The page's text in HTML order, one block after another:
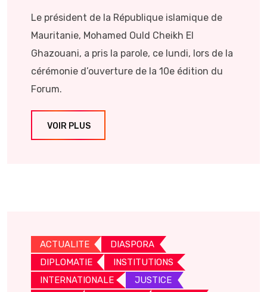
Le président de la République islamique de
Mauritanie, Mohamed Ould Cheikh El
Ghazouani, a pris la parole, ce lundi, lors de la
cérémonie d’ouverture de la 10e édition du
Forum.
VOIR PLUS
ACTUALITE
DIASPORA
DIPLOMATIE
INSTITUTIONS
INTERNATIONALE
JUSTICE